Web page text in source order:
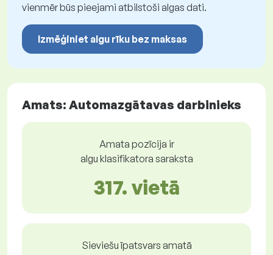
vienmēr būs pieejami atbilstoši algas dati.
Izmēģiniet algu rīku bez maksas
Amats: Automazgātavas darbinieks
Amata pozīcija ir
algu klasifikatora saraksta
317. vietā
Sieviešu īpatsvars amatā